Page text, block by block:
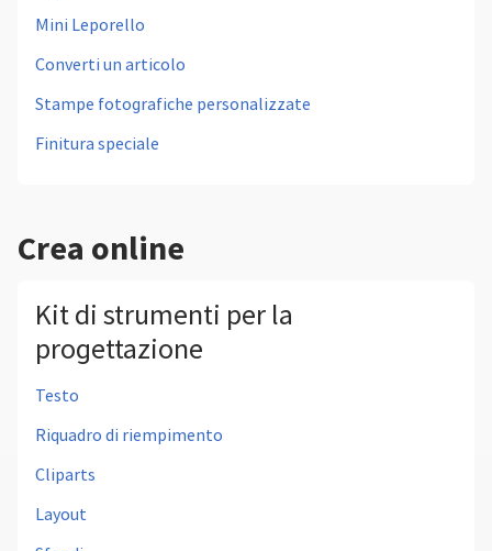
Mini Leporello
Converti un articolo
Stampe fotografiche personalizzate
Finitura speciale
Crea online
Kit di strumenti per la
progettazione
Testo
Riquadro di riempimento
Cliparts
Layout